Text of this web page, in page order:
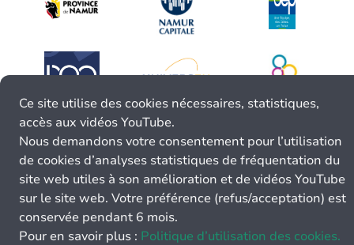
Ce site utilise des cookies nécessaires, statistiques,
accès aux vidéos YouTube.
Nous demandons votre consentement pour l’utilisation
de cookies d’analyses statistiques de fréquentation du
site web utiles à son amélioration et de vidéos YouTube
sur le site web. Votre préférence (refus/acceptation) est
conservée pendant 6 mois.
Pour en savoir plus : Politique d’utilisation des cookies.